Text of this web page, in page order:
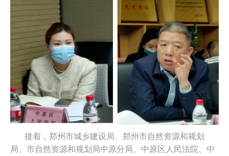
接着，郑州市城乡建设局、郑州市自然资源和规划
局、市自然资源和规划局中原分局、中原区人民法院、中